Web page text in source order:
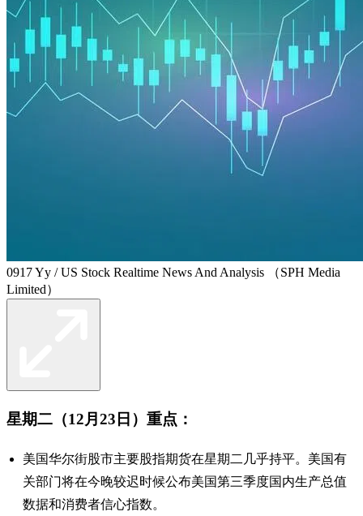
0917 Yy / US Stock Realtime News And Analysis （SPH Media
Limited）
星期二（12月23日）重点：
美国华尔街股市主要股指期货在星期二几乎持平。美国有
关部门将在今晚较迟时候公布美国第三季度国内生产总值
数据和消费者信心指数。